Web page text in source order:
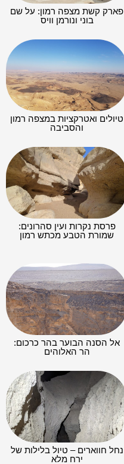
פארק קשת מצפה רמון: על שם
בוני ונורמן וויס
טיולים ואטרקציות במצפה רמון
והסביבה
פרסת נקרות ועין סהרונים:
שמורת הטבע מכתש רמון
אל הסנה הבוער בהר כרכום:
הר האלוהים
נחל חווארים – טיול בלילות של
ירח מלא